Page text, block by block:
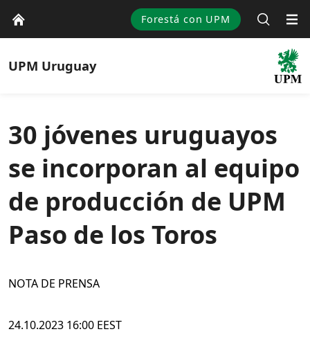
Forestá con UPM
UPM Uruguay
30 jóvenes uruguayos
se incorporan al equipo
de producción de UPM
Paso de los Toros
NOTA DE PRENSA
24.10.2023 16:00 EEST